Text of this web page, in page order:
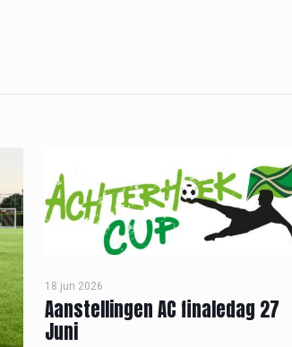
18 jun 2026
Aanstellingen AC finaledag 27
Juni